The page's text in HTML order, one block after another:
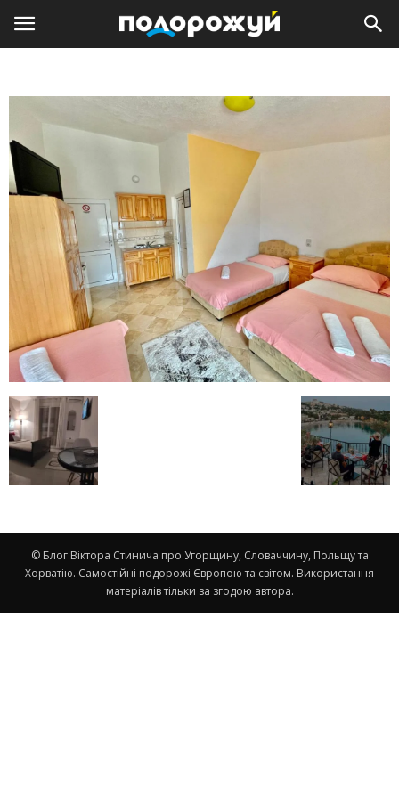
© Блог Віктора Стинича про Угорщину, Словаччину, Польщу та
Хорватію. Самостійні подорожі Європою та світом. Використання
матеріалів тільки за згодою автора.